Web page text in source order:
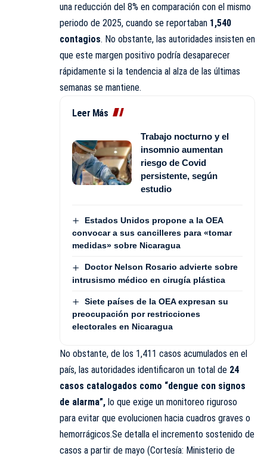
una reducción del 8% en comparación con el mismo
periodo de 2025, cuando se reportaban 1,540
contagios. No obstante, las autoridades insisten en
que este margen positivo podría desaparecer
rápidamente si la tendencia al alza de las últimas
semanas se mantiene.
Leer Más
Trabajo nocturno y el
insomnio aumentan
riesgo de Covid
persistente, según
estudio
Estados Unidos propone a la OEA
convocar a sus cancilleres para «tomar
medidas» sobre Nicaragua
Doctor Nelson Rosario advierte sobre
intrusismo médico en cirugía plástica
Siete países de la OEA expresan su
preocupación por restricciones
electorales en Nicaragua
No obstante, de los 1,411 casos acumulados en el
país, las autoridades identificaron un total de 24
casos catalogados como “dengue con signos
de alarma”, lo que exige un monitoreo riguroso
para evitar que evolucionen hacia cuadros graves o
hemorrágicos.Se detalla el incremento sostenido de
casos a partir de mayo (Cortesía: Ministerio de